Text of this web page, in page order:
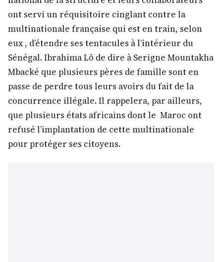
ont servi un réquisitoire cinglant contre la
multinationale française qui est en train, selon
eux , d’étendre ses tentacules à l’intérieur du
Sénégal. Ibrahima Lô de dire à Serigne Mountakha
Mbacké que plusieurs pères de famille sont en
passe de perdre tous leurs avoirs du fait de la
concurrence illégale. Il rappelera, par ailleurs,
que plusieurs états africains dont le Maroc ont
refusé l’implantation de cette multinationale
pour protéger ses citoyens.